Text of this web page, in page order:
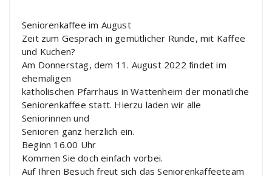
Seniorenkaffee im August
Zeit zum Gespräch in gemütlicher Runde, mit Kaffee
und Kuchen?
Am Donnerstag, dem 11. August 2022 findet im
ehemaligen
katholischen Pfarrhaus in Wattenheim der monatliche
Seniorenkaffee statt. Hierzu laden wir alle
Seniorinnen und
Senioren ganz herzlich ein.
Beginn 16.00 Uhr
Kommen Sie doch einfach vorbei.
Auf Ihren Besuch freut sich das Seniorenkaffeeteam